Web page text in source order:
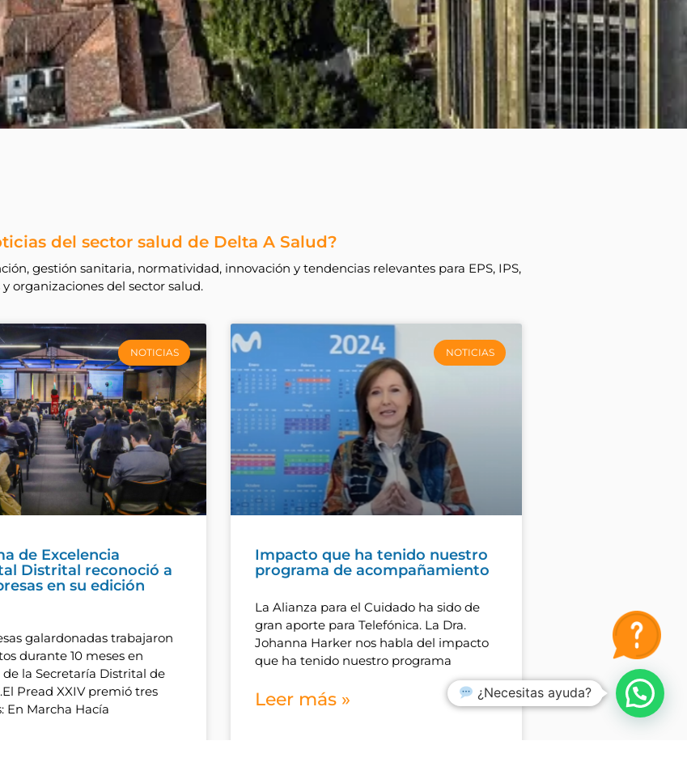
del sector salud de Delta A Salud?
gestión sanitaria, normatividad, innovación y tendencias relevantes para EPS, IPS,
organizaciones del sector salud.
NOTICIAS
de Excelencia
Distrital reconoció a
en su edición
galardonadas trabajaron
durante 10 meses en
la Secretaría Distrital de
Pread XXIV premió tres
En Marcha Hacía
NOTICIAS
Impacto que ha tenido nuestro
programa de acompañamiento
La Alianza para el Cuidado ha sido de
gran aporte para Telefónica. La Dra.
Johanna Harker nos habla del impacto
que ha tenido nuestro programa
Leer más » ¿Necesitas ayuda?